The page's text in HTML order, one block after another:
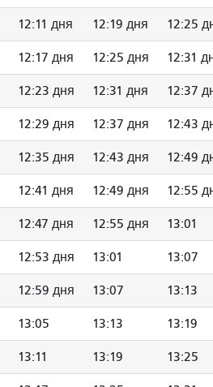
12:11 дня 12:19 дня 12:25
12:17 дня 12:25 дня 12:31
12:23 дня 12:31 дня 12:37
12:29 дня 12:37 дня 12:43
12:35 дня 12:43 дня 12:49
12:41 дня 12:49 дня 12:55
12:47 дня 12:55 дня 13:01
12:53 дня 13:01 13:07
12:59 дня 13:07 13:13
13:05 13:13 13:19
13:11 13:19 13:25